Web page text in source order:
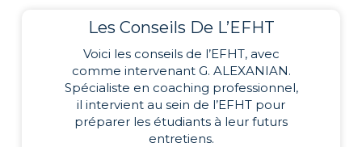
Les Conseils De L’EFHT
Voici les conseils de l’EFHT, avec
comme intervenant G. ALEXANIAN.
Spécialiste en coaching professionnel,
il intervient au sein de l’EFHT pour
préparer les étudiants à leur futurs
entretiens.